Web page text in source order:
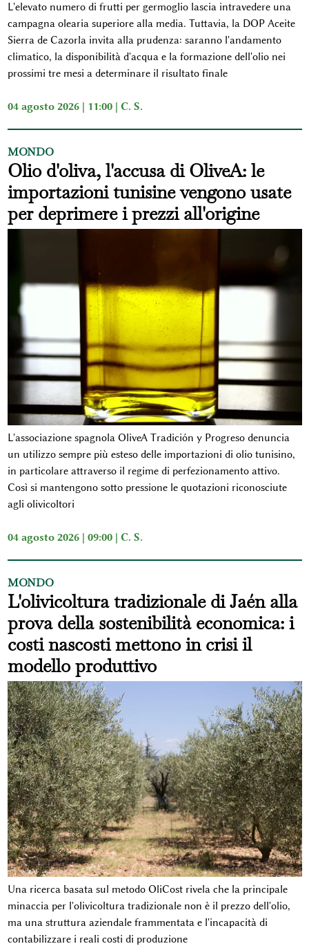
L'elevato numero di frutti per germoglio lascia intravedere una
campagna olearia superiore alla media. Tuttavia, la DOP Aceite
Sierra de Cazorla invita alla prudenza: saranno l'andamento
climatico, la disponibilità d'acqua e la formazione dell'olio nei
prossimi tre mesi a determinare il risultato finale
04 agosto 2026 | 11:00 | C. S.
MONDO
Olio d'oliva, l'accusa di OliveA: le
importazioni tunisine vengono usate
per deprimere i prezzi all'origine
L'associazione spagnola OliveA Tradición y Progreso denuncia
un utilizzo sempre più esteso delle importazioni di olio tunisino,
in particolare attraverso il regime di perfezionamento attivo.
Così si mantengono sotto pressione le quotazioni riconosciute
agli olivicoltori
04 agosto 2026 | 09:00 | C. S.
MONDO
L'olivicoltura tradizionale di Jaén alla
prova della sostenibilità economica: i
costi nascosti mettono in crisi il
modello produttivo
Una ricerca basata sul metodo OliCost rivela che la principale
minaccia per l'olivicoltura tradizionale non è il prezzo dell'olio,
ma una struttura aziendale frammentata e l'incapacità di
contabilizzare i reali costi di produzione